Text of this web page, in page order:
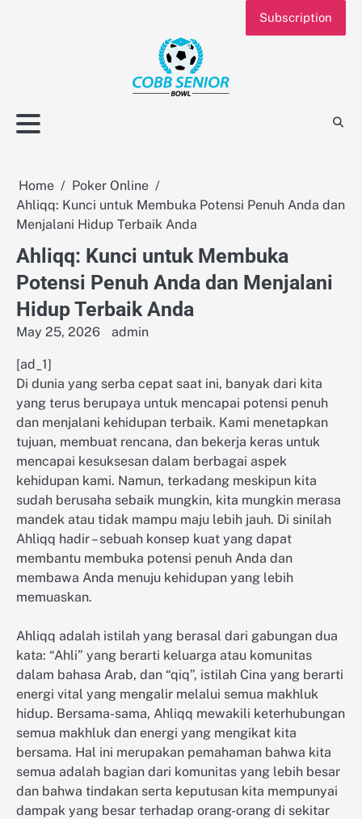
Subscription
Home
Poker Online
Ahliqq: Kunci untuk Membuka Potensi Penuh Anda dan
Menjalani Hidup Terbaik Anda
Ahliqq: Kunci untuk Membuka
Potensi Penuh Anda dan Menjalani
Hidup Terbaik Anda
May 25, 2026 admin
[ad_1]
Di dunia yang serba cepat saat ini, banyak dari kita
yang terus berupaya untuk mencapai potensi penuh
dan menjalani kehidupan terbaik. Kami menetapkan
tujuan, membuat rencana, dan bekerja keras untuk
mencapai kesuksesan dalam berbagai aspek
kehidupan kami. Namun, terkadang meskipun kita
sudah berusaha sebaik mungkin, kita mungkin merasa
mandek atau tidak mampu maju lebih jauh. Di sinilah
Ahliqq hadir – sebuah konsep kuat yang dapat
membantu membuka potensi penuh Anda dan
membawa Anda menuju kehidupan yang lebih
memuaskan.
Ahliqq adalah istilah yang berasal dari gabungan dua
kata: “Ahli” yang berarti keluarga atau komunitas
dalam bahasa Arab, dan “qiq”, istilah Cina yang berarti
energi vital yang mengalir melalui semua makhluk
hidup. Bersama-sama, Ahliqq mewakili keterhubungan
semua makhluk dan energi yang mengikat kita
bersama. Hal ini merupakan pemahaman bahwa kita
semua adalah bagian dari komunitas yang lebih besar
dan bahwa tindakan serta keputusan kita mempunyai
dampak yang besar terhadap orang-orang di sekitar